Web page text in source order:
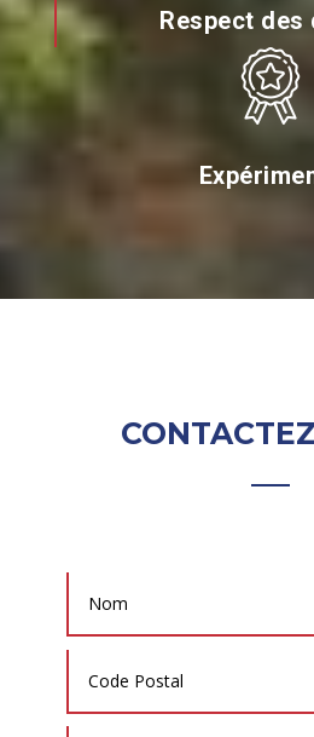
Respect des